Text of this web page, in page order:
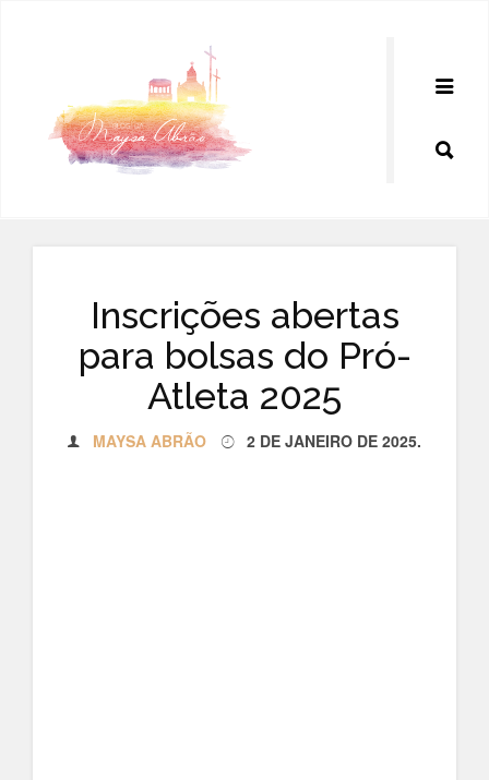
Inscrições abertas
para bolsas do Pró-
Atleta 2025
MAYSA ABRÃO 2 DE JANEIRO DE 2025.